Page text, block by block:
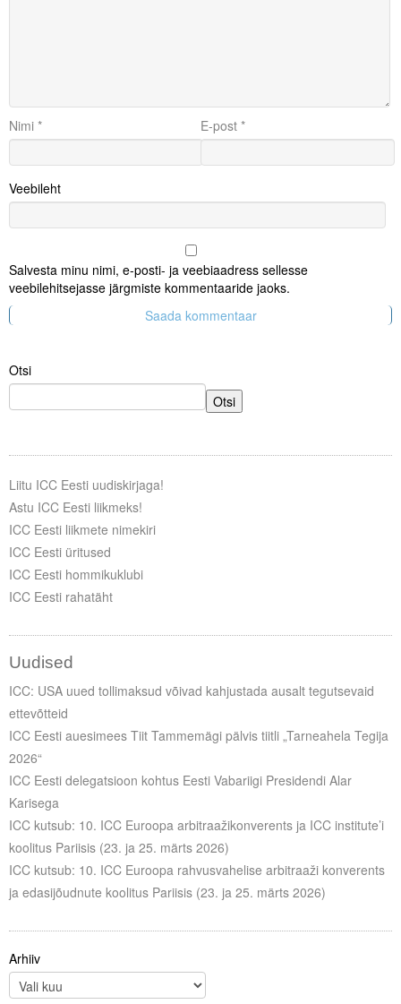
Nimi * E-post *
Veebileht
Salvesta minu nimi, e-posti- ja veebiaadress sellesse
veebilehitsejasse järgmiste kommentaaride jaoks.
Otsi
Otsi
Liitu ICC Eesti uudiskirjaga!
Astu ICC Eesti liikmeks!
ICC Eesti liikmete nimekiri
ICC Eesti üritused
ICC Eesti hommikuklubi
ICC Eesti rahatäht
Uudised
ICC: USA uued tollimaksud võivad kahjustada ausalt tegutsevaid
ettevõtteid
ICC Eesti auesimees Tiit Tammemägi pälvis tiitli „Tarneahela Tegija
2026“
ICC Eesti delegatsioon kohtus Eesti Vabariigi Presidendi Alar
Karisega
ICC kutsub: 10. ICC Euroopa arbitraažikonverents ja ICC institute’i
koolitus Pariisis (23. ja 25. märts 2026)
ICC kutsub: 10. ICC Euroopa rahvusvahelise arbitraaži konverents
ja edasijõudnute koolitus Pariisis (23. ja 25. märts 2026)
Arhiiv